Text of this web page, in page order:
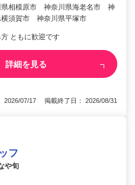
相模原市 神奈川県海老名市 神
須賀市 神奈川県平塚市
ともに歓迎です
詳細を見る
2026/07/17 掲載終了日： 2026/08/31
フ
や旬